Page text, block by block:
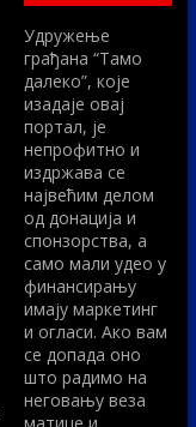
Удружење
грађана “Тамо
далеко”, које
изадаје овај
портал, је
непрофитно и
издржава се
највећим делом
од донација и
спонзорства, а
само мали удео у
финансирању
имају маркетинг
и огласи. Ако вам
се допада оно
што радимо на
неговању веза